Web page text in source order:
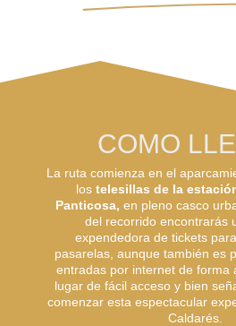
COMO
La ruta comienza en el
lostelesillas de la
Panticosa, en pleno casco
del recorrido encontrarás
expendedora de tickets
pasarelas, aunque también es
entradas por internet de forma
lugar de fácil acceso y bien
comenzar esta espectacular
Caldarés.